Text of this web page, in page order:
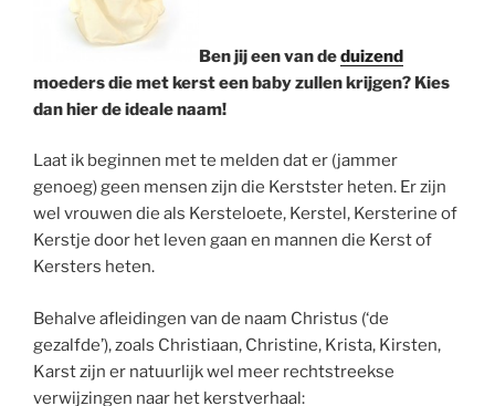
Ben jij een van deduizend
moeders die met kerst een baby zullen krijgen? Kies
dan hier de ideale naam!
Laat ik beginnen met te melden dat er (jammer
genoeg) geen mensen zijn die Kerstster heten. Er zijn
wel vrouwen die als Kersteloete, Kerstel, Kersterine of
Kerstje door het leven gaan en mannen die Kerst of
Kersters heten.
Behalve afleidingen van de naam Christus (‘de
gezalfde’), zoals Christiaan, Christine, Krista, Kirsten,
Karst zijn er natuurlijk wel meer rechtstreekse
verwijzingen naar het kerstverhaal: